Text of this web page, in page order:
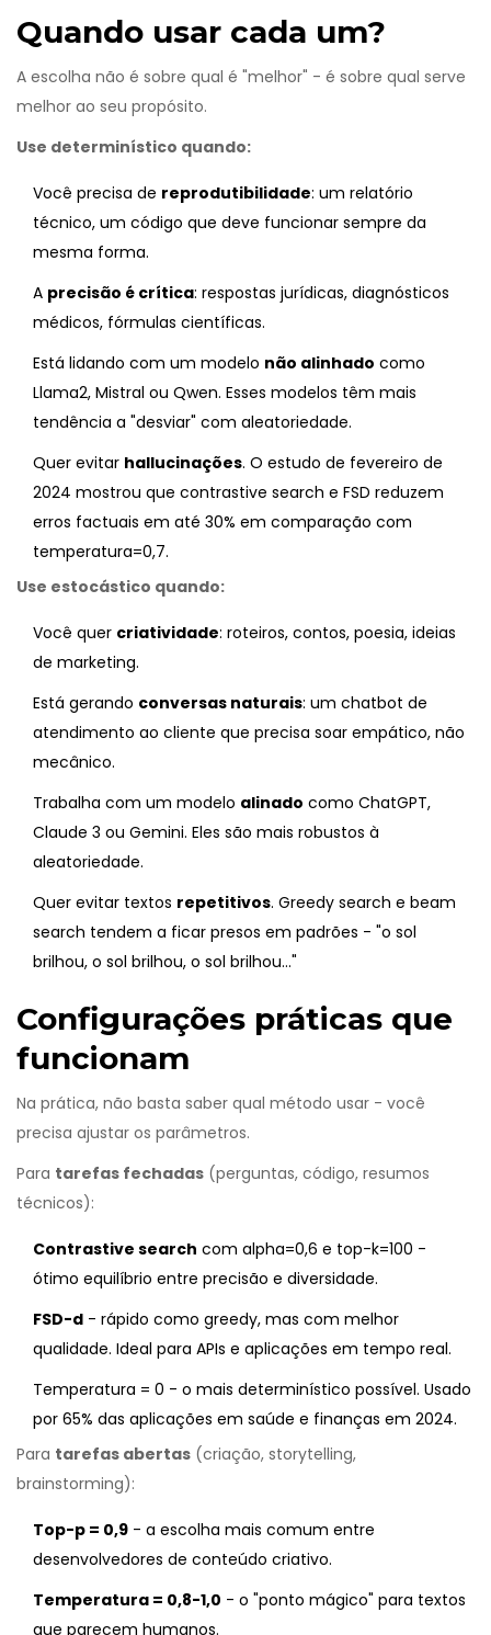
Quando usar cada um?
A escolha não é sobre qual é "melhor" - é sobre qual serve
melhor ao seu propósito.
Use determinístico quando:
Você precisa de reprodutibilidade: um relatório
técnico, um código que deve funcionar sempre da
mesma forma.
A precisão é crítica: respostas jurídicas, diagnósticos
médicos, fórmulas científicas.
Está lidando com um modelo não alinhado como
Llama2, Mistral ou Qwen. Esses modelos têm mais
tendência a "desviar" com aleatoriedade.
Quer evitar hallucinações. O estudo de fevereiro de
2024 mostrou que contrastive search e FSD reduzem
erros factuais em até 30% em comparação com
temperatura=0,7.
Use estocástico quando:
Você quer criatividade: roteiros, contos, poesia, ideias
de marketing.
Está gerando conversas naturais: um chatbot de
atendimento ao cliente que precisa soar empático, não
mecânico.
Trabalha com um modelo alinado como ChatGPT,
Claude 3 ou Gemini. Eles são mais robustos à
aleatoriedade.
Quer evitar textos repetitivos. Greedy search e beam
search tendem a ficar presos em padrões - "o sol
brilhou, o sol brilhou, o sol brilhou..."
Configurações práticas que
funcionam
Na prática, não basta saber qual método usar - você
precisa ajustar os parâmetros.
Para tarefas fechadas (perguntas, código, resumos
técnicos):
Contrastive search com alpha=0,6 e top-k=100 -
ótimo equilíbrio entre precisão e diversidade.
FSD-d - rápido como greedy, mas com melhor
qualidade. Ideal para APIs e aplicações em tempo real.
Temperatura = 0 - o mais determinístico possível. Usado
por 65% das aplicações em saúde e finanças em 2024.
Para tarefas abertas (criação, storytelling,
brainstorming):
Top-p = 0,9 - a escolha mais comum entre
desenvolvedores de conteúdo criativo.
Temperatura = 0,8-1,0 - o "ponto mágico" para textos
que parecem humanos.